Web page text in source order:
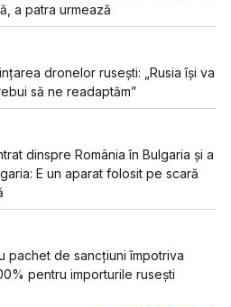
a patra urmează
dronelor rusești: „Rusia își va
să ne readaptăm”
dinspre România în Bulgaria și a
E un aparat folosit pe scară
pachet de sancțiuni împotriva
pentru importurile rusești